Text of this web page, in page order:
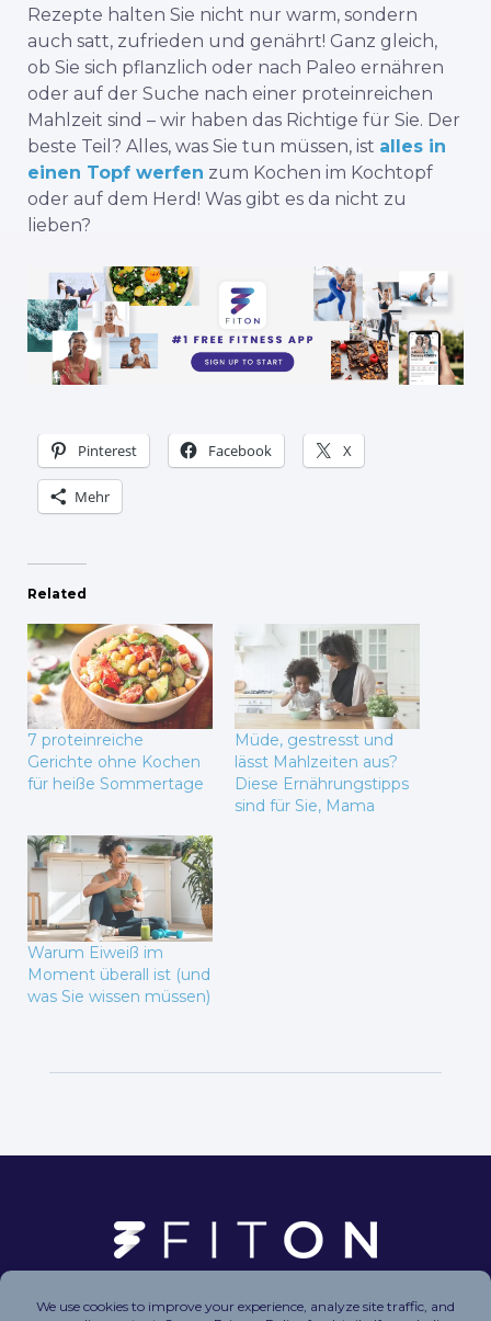
Rezepte halten Sie nicht nur warm, sondern
auch satt, zufrieden und genährt! Ganz gleich,
ob Sie sich pflanzlich oder nach Paleo ernähren
oder auf der Suche nach einer proteinreichen
Mahlzeit sind – wir haben das Richtige für Sie. Der
beste Teil? Alles, was Sie tun müssen, ist alles in
einen Topf werfen zum Kochen im Kochtopf
oder auf dem Herd! Was gibt es da nicht zu
lieben?
Pinterest Facebook X
Mehr
Related
7 proteinreiche
Gerichte ohne Kochen
für heiße Sommertage
Müde, gestresst und
lässt Mahlzeiten aus?
Diese Ernährungstipps
sind für Sie, Mama
Warum Eiweiß im
Moment überall ist (und
was Sie wissen müssen)